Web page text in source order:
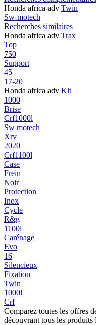
Honda africa adv Twin
Sw-motech
Recherches similaires
Honda africa adv Trax
Top
750
Support
45
17-20
Honda africa adv Kit
1000
Brise
Crf1000l
Sw motech
Xrv
2020
Crf1100l
Case
Frein
Noir
Protection
Inox
Cycle
R&g
1100l
Carénage
Evo
16
Silencieux
Fixation
Twin
1000l
Crf
Comparez toutes les offres
découvrant tous les